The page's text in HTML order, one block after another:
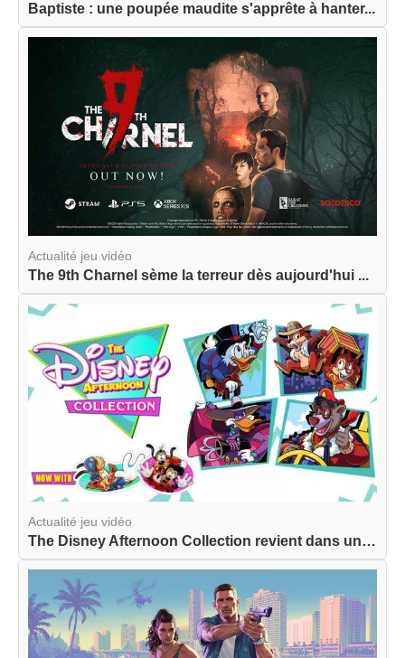
Baptiste : une poupée maudite s'apprête à hanter...
Actualité jeu vidéo
The 9th Charnel sème la terreur dès aujourd'hui ...
Actualité jeu vidéo
The Disney Afternoon Collection revient dans une...